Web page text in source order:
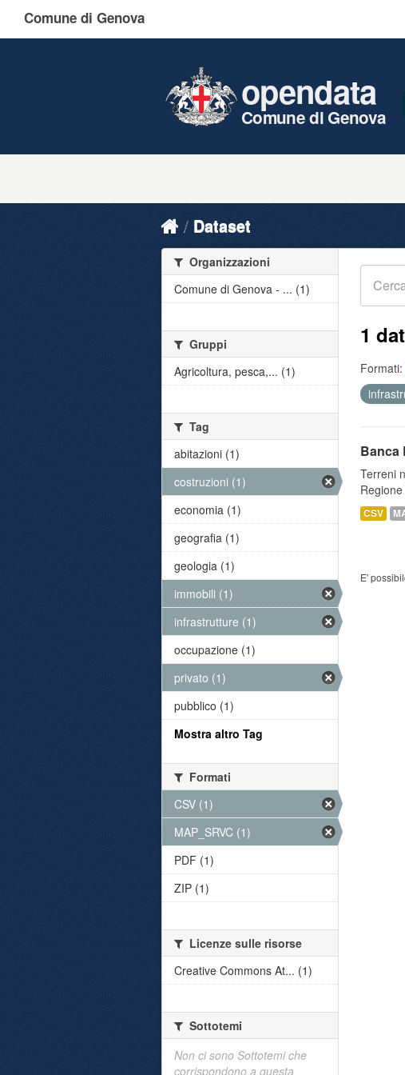
Comune di Genova
opendata
Comune di Genova
Dataset
1
Formati:
Banca
Terreni
CSV
E'
Organizzazioni
Comune di Genova - ... (1)
Gruppi
Agricoltura, pesca,... (1)
Tag
abitazioni (1)
costruzioni (1)
economia (1)
geografia (1)
geologia (1)
immobili (1)
infrastrutture (1)
occupazione (1)
privato (1)
pubblico (1)
Mostra altro Tag
Formati
CSV (1)
MAP_SRVC (1)
PDF (1)
ZIP (1)
Licenze sulle risorse
Creative Commons At... (1)
Sottotemi
Non ci sono Sottotemi che
corrispondono a questa